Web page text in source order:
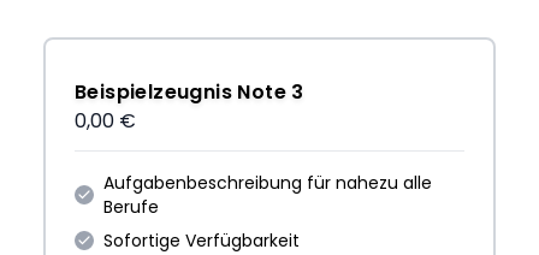
Beispielzeugnis Note 3
0,00 €
Aufgabenbeschreibung für nahezu alle
Berufe
Sofortige Verfügbarkeit